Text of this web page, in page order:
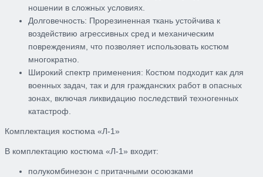
ношении в сложных условиях.
Долговечность: Прорезиненная ткань устойчива к
воздействию агрессивных сред и механическим
повреждениям, что позволяет использовать костюм
многократно.
Широкий спектр применения: Костюм подходит как для
военных задач, так и для гражданских работ в опасных
зонах, включая ликвидацию последствий техногенных
катастроф.
Комплектация костюма «Л-1»
В комплектацию костюма «Л-1» входит:
полукомбинезон с притачными осоюзками